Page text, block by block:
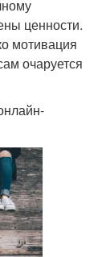
ценности.
мотивация
очаруется